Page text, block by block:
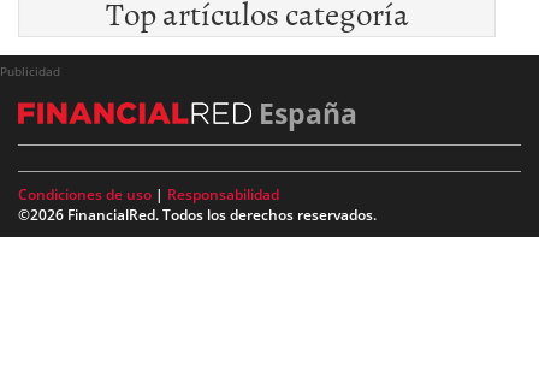
Top artículos categoría
Publicidad
España
Condiciones de uso | Responsabilidad
©2026 FinancialRed. Todos los derechos reservados.